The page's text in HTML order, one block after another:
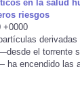
en la salud
riesgos
+0000
el torrente
encendido las